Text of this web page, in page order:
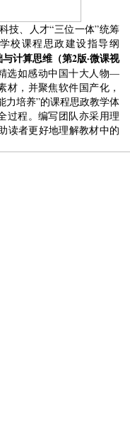
技、人才“三位一体”统筹
校课程思政建设指导纲
与计算思维（第2版·微课视
选如感动中国十大人物—
材，并聚焦软件国产化，
力培养”的课程思政教学体
过程。编写团队亦采用理
读者更好地理解教材中的